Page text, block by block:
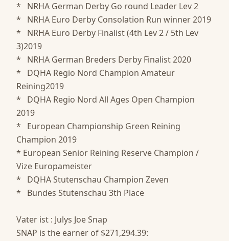
*   NRHA German Derby Go round Leader Lev 2
*   NRHA Euro Derby Consolation Run winner 2019
*   NRHA Euro Derby Finalist (4th Lev 2 / 5th Lev
3)2019
*   NRHA German Breders Derby Finalist 2020
*   DQHA Regio Nord Champion Amateur
Reining2019
*   DQHA Regio Nord All Ages Open Champion
2019
*   European Championship Green Reining
Champion 2019
* European Senior Reining Reserve Champion /
Vize Europameister
*   DQHA Stutenschau Champion Zeven
*   Bundes Stutenschau 3th Place
Vater ist : Julys Joe Snap
SNAP is the earner of $271,294.39: